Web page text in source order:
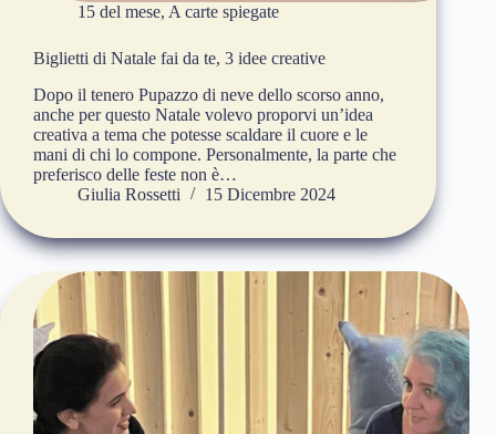
15 del mese, A carte spiegate
Biglietti di Natale fai da te, 3 idee creative
Dopo il tenero Pupazzo di neve dello scorso anno,
anche per questo Natale volevo proporvi un’idea
creativa a tema che potesse scaldare il cuore e le
mani di chi lo compone. Personalmente, la parte che
preferisco delle feste non è…
Giulia Rossetti
15 Dicembre 2024